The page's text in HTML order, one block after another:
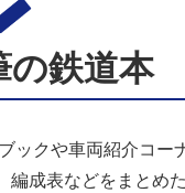
の鉄道本
クや車両紹介コー
成表などをまとめ